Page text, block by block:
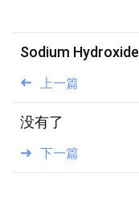
上一篇
Sodium Hydroxide
下一篇
没有了